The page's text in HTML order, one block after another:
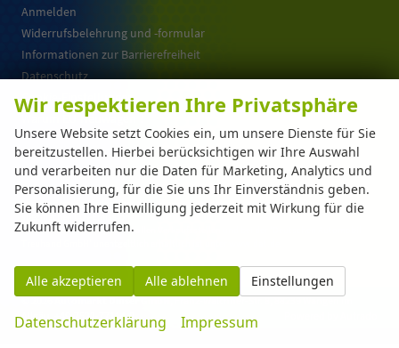
Anmelden
Widerrufsbelehrung und -formular
Informationen zur Barrierefreiheit
Datenschutz
Cookie-Einstellungen
Warum EU-Neuwagen ?
Weitere Informationen zum offiziellen Kraftstoffverbrauch und zu den offiziellen
spezifischen CO2-Emissionen und gegebenenfalls zum Stromverbrauch neuer PKW
können dem 'Leitfaden über den offiziellen Kraftstoffverbrauch, die offiziellen
spezifischen CO -Emissionen und den offiziellen Stromverbrauch neuer PKW'
entnommen werden, der an allen Verkaufsstellen und bei der 'Deutschen Automobil
© 2026Automarkt Dinser GmbH,Franz-Walchner-Str. 8,88239Wangen im
Allgäu,
+49-7522-77114-0
Wir respektieren Ihre Privatsphäre
Unsere Website setzt Cookies ein, um unsere Dienste für Sie
bereitzustellen. Hierbei berücksichtigen wir Ihre Auswahl
und verarbeiten nur die Daten für Marketing, Analytics und
Personalisierung, für die Sie uns Ihr Einverständnis geben.
Sie können Ihre Einwilligung jederzeit mit Wirkung für die
Zukunft widerrufen.
Alle akzeptieren Alle ablehnen Einstellungen
Datenschutzerklärung Impressum